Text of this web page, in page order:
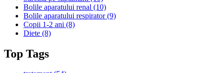
Bolile aparatului renal (10)
Bolile aparatului respirator(9)
Copii 1-2 ani (8)
Diete (8)
Top Tags